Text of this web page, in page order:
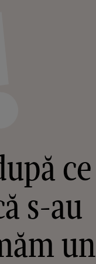
ce
s-au
un